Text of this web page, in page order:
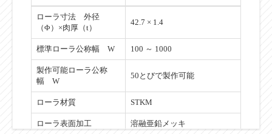
ローラ寸法 外径
（Φ）×肉厚（t）
42.7 × 1.4
標準ローラ公称幅 W 100 ～ 1000
製作可能ローラ公称
幅 W
50とびで製作可能
ローラ材質 STKM
ローラ表面加工 溶融亜鉛メッキ